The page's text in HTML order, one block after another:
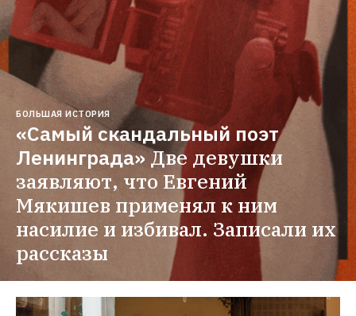
БОЛЬШАЯ ИСТОРИЯ
«Самый скандальный поэт
Ленинграда»Две девушки
заявляют, что Евгений
Мякишев применял к ним
насилие и избивал. Записали их
рассказы